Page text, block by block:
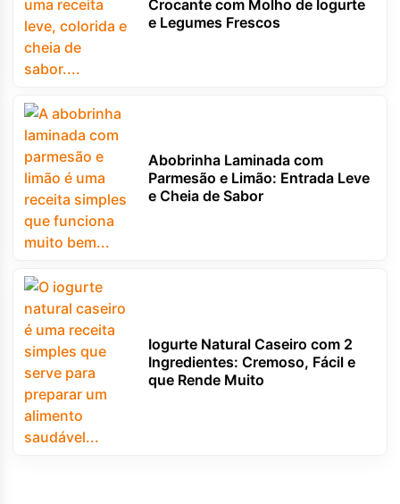
Crocante com Molho de Iogurte
e Legumes Frescos
Abobrinha Laminada com
Parmesão e Limão: Entrada Leve
e Cheia de Sabor
Iogurte Natural Caseiro com 2
Ingredientes: Cremoso, Fácil e
que Rende Muito